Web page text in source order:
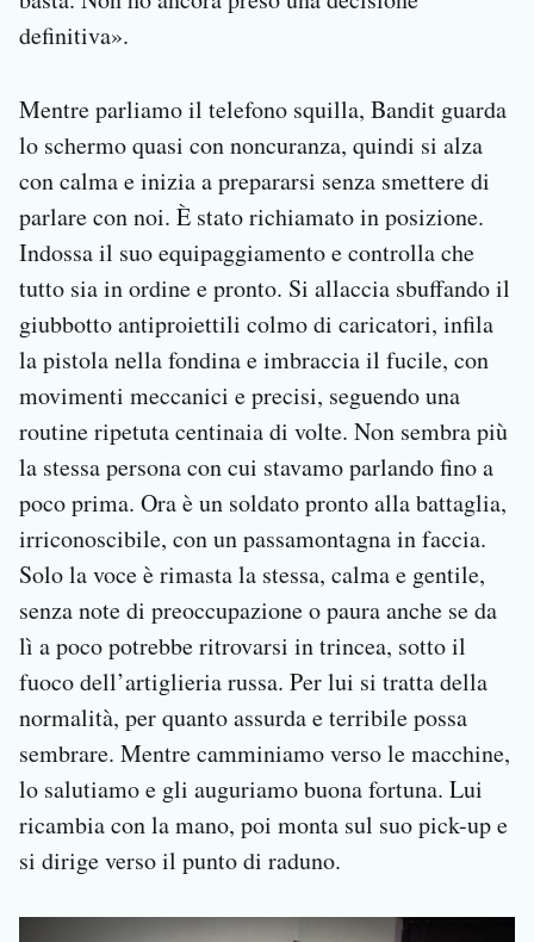
definitiva».
Mentre parliamo il telefono squilla, Bandit guarda
lo schermo quasi con noncuranza, quindi si alza
con calma e inizia a prepararsi senza smettere di
parlare con noi. È stato richiamato in posizione.
Indossa il suo equipaggiamento e controlla che
tutto sia in ordine e pronto. Si allaccia sbuffando il
giubbotto antiproiettili colmo di caricatori, infila
la pistola nella fondina e imbraccia il fucile, con
movimenti meccanici e precisi, seguendo una
routine ripetuta centinaia di volte. Non sembra più
la stessa persona con cui stavamo parlando fino a
poco prima. Ora è un soldato pronto alla battaglia,
irriconoscibile, con un passamontagna in faccia.
Solo la voce è rimasta la stessa, calma e gentile,
senza note di preoccupazione o paura anche se da
lì a poco potrebbe ritrovarsi in trincea, sotto il
fuoco dell’artiglieria russa. Per lui si tratta della
normalità, per quanto assurda e terribile possa
sembrare. Mentre camminiamo verso le macchine,
lo salutiamo e gli auguriamo buona fortuna. Lui
ricambia con la mano, poi monta sul suo pick-up e
si dirige verso il punto di raduno.